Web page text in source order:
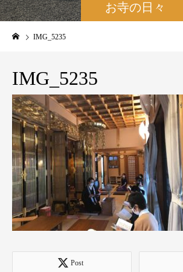
お寺の日々
IMG_5235
IMG_5235
Post